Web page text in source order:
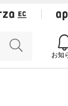
お知